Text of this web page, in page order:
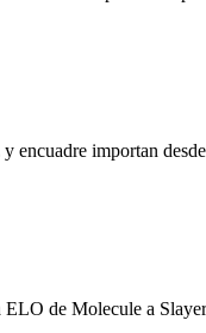
encuadre importan
ELO de Molecule a